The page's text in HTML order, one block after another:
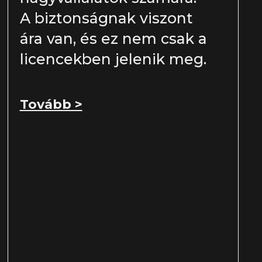
A biztonságnak viszont
ára van, és ez nem csak a
licencekben jelenik meg.
Tovább >